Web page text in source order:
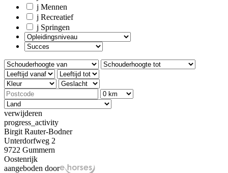
j Mennen
j Recreatief
j Springen
verwijderen
progress_activity
Birgit Rauter-Bodner
Unterdorfweg 2
9722 Gummern
Oostenrijk
aangeboden door